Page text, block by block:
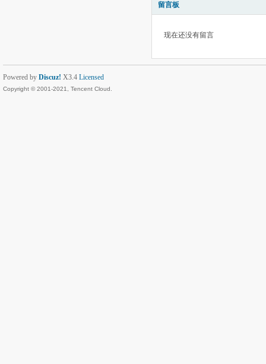
留言板
现在还没有留言
Powered by Discuz! X3.4 Licensed
Copyright © 2001-2021, Tencent Cloud.